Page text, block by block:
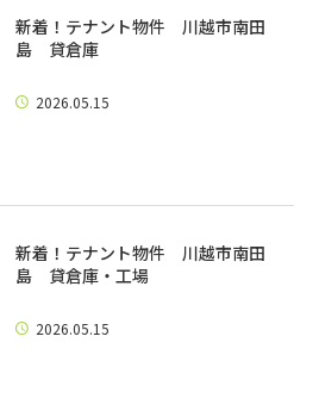
新着！テナント物件 川越市南田
島 貸倉庫
2026.05.15
新着！テナント物件 川越市南田
島 貸倉庫・工場
2026.05.15